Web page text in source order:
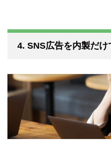
4. SNS広告を内製だ